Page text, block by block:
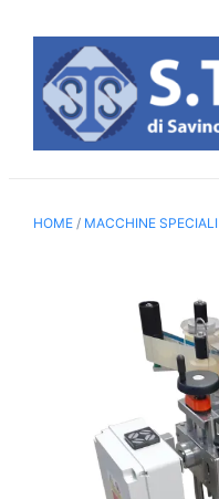
contenuto
HOME / MACCHINE SPECIALI